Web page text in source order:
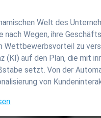
Welt des
nach Wegen, ihre
Wettbewerbsvorteil zu
(KI) auf den Plan, die mit
setzt. Von der
von